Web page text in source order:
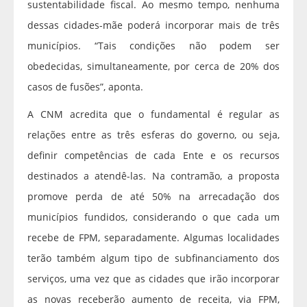
sustentabilidade fiscal. Ao mesmo tempo, nenhuma
dessas cidades-mãe poderá incorporar mais de três
municípios. “Tais condições não podem ser
obedecidas, simultaneamente, por cerca de 20% dos
casos de fusões”, aponta.
A CNM acredita que o fundamental é regular as
relações entre as três esferas do governo, ou seja,
definir competências de cada Ente e os recursos
destinados a atendê-las. Na contramão, a proposta
promove perda de até 50% na arrecadação dos
municípios fundidos, considerando o que cada um
recebe de FPM, separadamente. Algumas localidades
terão também algum tipo de subfinanciamento dos
serviços, uma vez que as cidades que irão incorporar
as novas receberão aumento de receita, via FPM,